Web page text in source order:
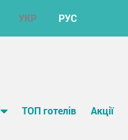
УКР РУС
ТОП готелів Акції